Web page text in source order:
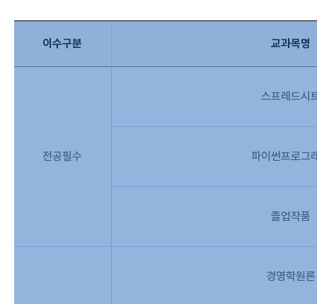
이수구분 교과목명
전공필수
스프레드시
파이썬프로그
졸업작품
경영학원론